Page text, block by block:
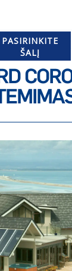
PASIRINKITE
ŠALĮ
GERARD